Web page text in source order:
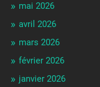
mai 2026
avril 2026
mars 2026
février 2026
janvier 2026